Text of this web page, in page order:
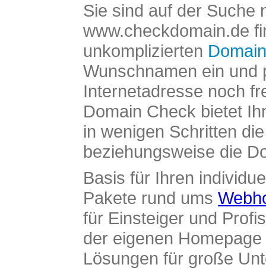
Sie sind auf der Suche
www.checkdomain.de
unkomplizierten
Wunschnamen ein und
Internetadresse noch
Domain Check bietet
in wenigen Schritten
beziehungsweise die
Basis für Ihren
Pakete rund ums
für Einsteiger und
der eigenen
Lösungen für große